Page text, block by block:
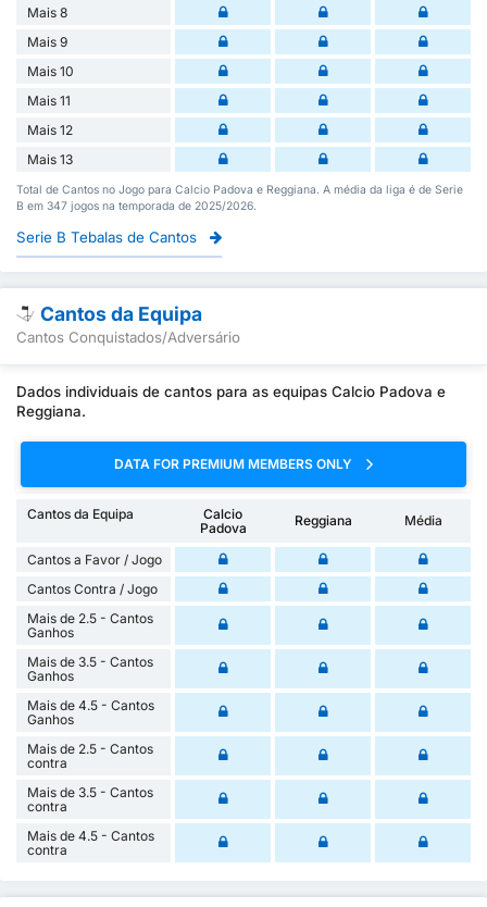
Mais 8
Mais 9
Mais 10
Mais 11
Mais 12
Mais 13
Total de Cantos no Jogo para Calcio Padova e Reggiana. A média da liga é de Serie
B em 347 jogos na temporada de 2025/2026.
Serie B Tebalas de Cantos
Cantos da Equipa
Cantos Conquistados/Adversário
Dados individuais de cantos para as equipas Calcio Padova e
Reggiana.
DATA FOR PREMIUM MEMBERS ONLY
Cantos da Equipa
Calcio
Padova
Reggiana Média
Cantos a Favor / Jogo
Cantos Contra / Jogo
Mais de 2.5 - Cantos
Ganhos
Mais de 3.5 - Cantos
Ganhos
Mais de 4.5 - Cantos
Ganhos
Mais de 2.5 - Cantos
contra
Mais de 3.5 - Cantos
contra
Mais de 4.5 - Cantos
contra